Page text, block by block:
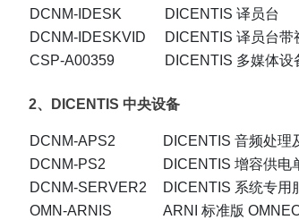
DCNM-IDESK
DICENTIS 译员台
DCNM-IDESKVID
DICENTIS 译员台带
CSP-A00359
DICENTIS 多媒体设
2、DICENTIS 中央设备
DCNM-APS2 DICENTIS 音频处理
DCNM-PS2
DICENTIS 增容供电
DCNM-SERVER2
DICENTIS 系统专用
OMN-ARNIS
ARNI 标准版